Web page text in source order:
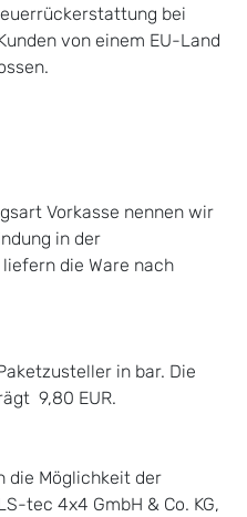
bei
von einem EU-Land
Vorkasse nennen wir
in der
die Ware nach
in bar. Die
9,80 EUR.
die Möglichkeit der
tec 4x4 GmbH & Co. KG,